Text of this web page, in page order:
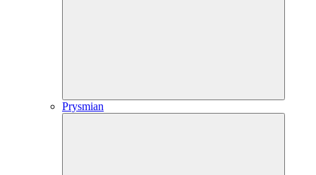
Prysmian